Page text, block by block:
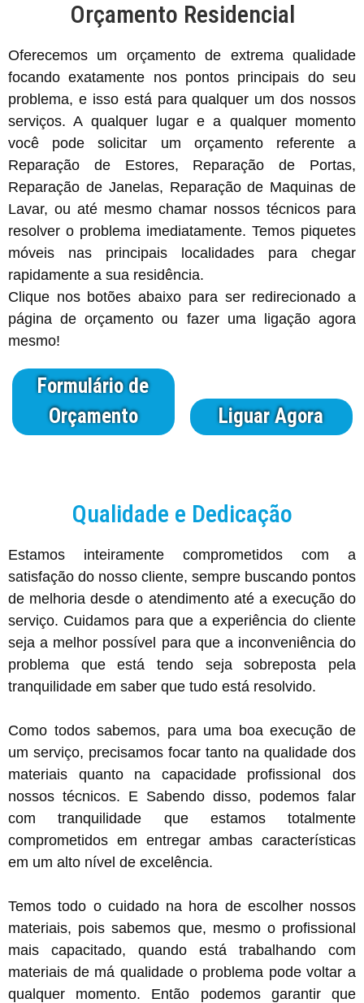
Orçamento Residencial
Oferecemos um orçamento de extrema qualidade
focando exatamente nos pontos principais do seu
problema, e isso está para qualquer um dos nossos
serviços. A qualquer lugar e a qualquer momento
você pode solicitar um orçamento referente a
Reparação de Estores, Reparação de Portas,
Reparação de Janelas, Reparação de Maquinas de
Lavar, ou até mesmo chamar nossos técnicos para
resolver o problema imediatamente. Temos piquetes
móveis nas principais localidades para chegar
rapidamente a sua residência.
Clique nos botões abaixo para ser redirecionado a
página de orçamento ou fazer uma ligação agora
mesmo!
Formulário de
Orçamento
Liguar Agora
Qualidade e Dedicação
Estamos inteiramente comprometidos com a
satisfação do nosso cliente, sempre buscando pontos
de melhoria desde o atendimento até a execução do
serviço. Cuidamos para que a experiência do cliente
seja a melhor possível para que a inconveniência do
problema que está tendo seja sobreposta pela
tranquilidade em saber que tudo está resolvido.
Como todos sabemos, para uma boa execução de
um serviço, precisamos focar tanto na qualidade dos
materiais quanto na capacidade profissional dos
nossos técnicos. E Sabendo disso, podemos falar
com tranquilidade que estamos totalmente
comprometidos em entregar ambas características
em um alto nível de excelência.
Temos todo o cuidado na hora de escolher nossos
materiais, pois sabemos que, mesmo o profissional
mais capacitado, quando está trabalhando com
materiais de má qualidade o problema pode voltar a
qualquer momento. Então podemos garantir que